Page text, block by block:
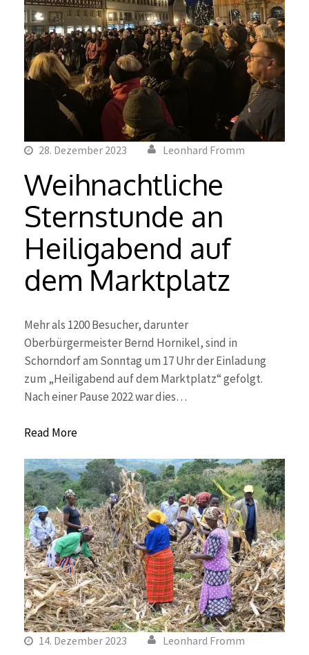
28. Dezember 2023 Leonhard Fromm
Weihnachtliche
Sternstunde an
Heiligabend auf
dem Marktplatz
Mehr als 1200 Besucher, darunter
Oberbürgermeister Bernd Hornikel, sind in
Schorndorf am Sonntag um 17 Uhr der Einladung
zum „Heiligabend auf dem Marktplatz“ gefolgt.
Nach einer Pause 2022 war dies…
Read More
14. Dezember 2023 Leonhard Fromm